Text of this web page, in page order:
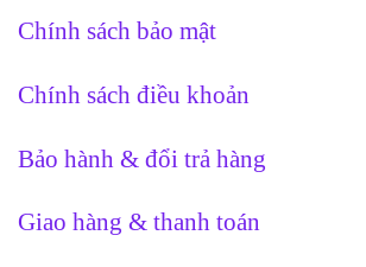
Chính sách bảo mật
Chính sách điều khoản
Bảo hành & đổi trả hàng
Giao hàng & thanh toán